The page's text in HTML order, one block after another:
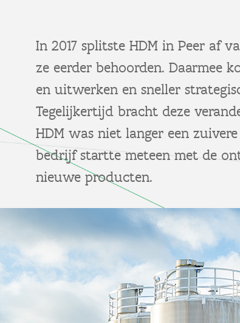
In 2017 splitste HDM in Peer af
ze eerder behoorden. Daarmee
en uitwerken en sneller
Tegelijkertijd bracht deze
HDM was niet langer een
bedrijf startte meteen met de
nieuwe producten.